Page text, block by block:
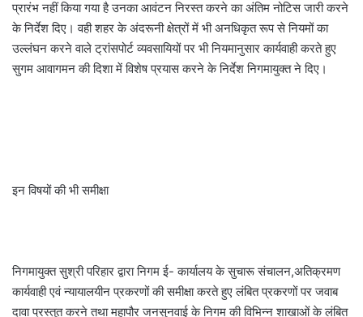
प्रारंभ नहीं किया गया है उनका आवंटन निरस्त करने का अंतिम नोटिस जारी करने
के निर्देश दिए। वही शहर के अंदरूनी क्षेत्रों में भी अनधिकृत रूप से नियमों का
उल्लंघन करने वाले ट्रांसपोर्ट व्यवसायियों पर भी नियमानुसार कार्यवाही करते हुए
सुगम आवागमन की दिशा में विशेष प्रयास करने के निर्देश निगमायुक्त ने दिए।
इन विषयों की भी समीक्षा
निगमायुक्त सुश्री परिहार द्वारा निगम ई- कार्यालय के सुचारू संचालन,अतिक्रमण
कार्यवाही एवं न्यायालयीन प्रकरणों की समीक्षा करते हुए लंबित प्रकरणों पर जवाब
दावा प्रस्तुत करने तथा महापौर जनसुनवाई के निगम की विभिन्न शाखाओं के लंबित